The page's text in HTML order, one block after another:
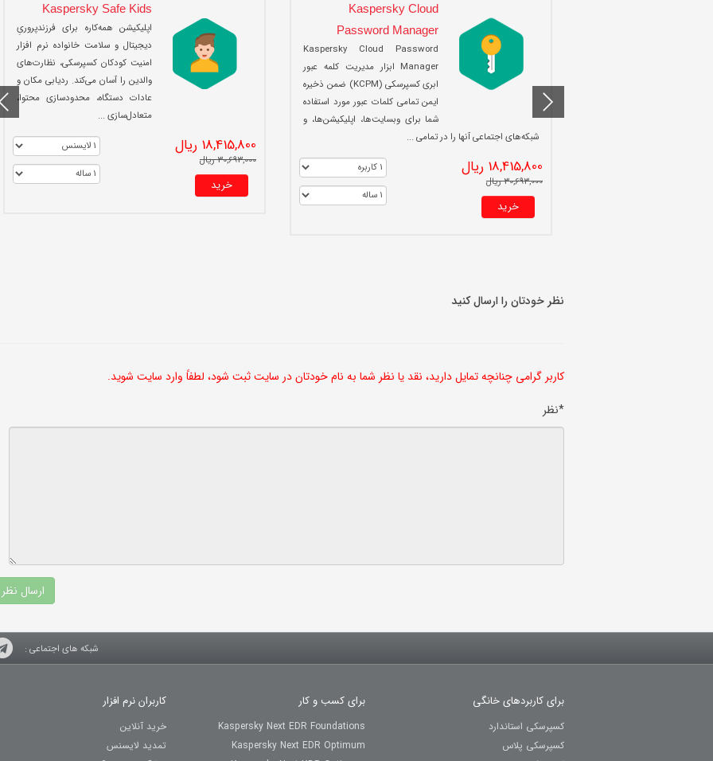
Kaspersky Cloud
Password Manager
Kaspersky Cloud Password
Manager ابزار مدیریت کلمه عبور
ابری کسپرسکی (KCPM) ضمن ذخیره
ایمن تمامی کلمات عبور مورد استفاده
شما برای وبسایت‌ها، اپلیکیشن‌ها، و
شبکه‌های اجتماعی آنها را در تمامی ...
18,415,800 ریال
30,693,000 ریال
خرید
Kaspersky Safe Kids
اپلیکیشن همه‌کاره برای فرزندپروریِ
دیجیتال و سلامت خانواده نرم افزار
امنیت کودکان کسپرسکی، نظارت‌های
والدین را آسان می‌کند. ردیابی مکان و
عادات دستگاه، محدودسازی محتوا،
متعادل‌سازی ...
18,415,800 ریال
30,693,000 ریال
خرید
نظر خودتان را ارسال کنید
کاربر گرامی چنانچه تمایل دارید، نقد یا نظر شما به نام خودتان در سایت ثبت شود، لطفاً وارد سایت شوید.
*نظر
شبکه های اجتماعی :
برای کاربردهای خانگی
کسپرسکی استاندارد
کسپرسکی پلاس
برای کسب و کار
Kaspersky Next EDR Foundations
Kaspersky Next EDR Optimum
کاربران نرم افزار
خرید آنلاین
تمدید لایسنس